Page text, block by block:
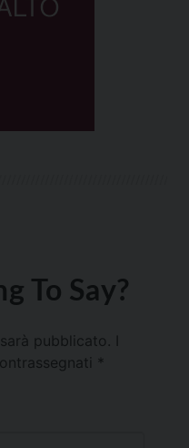
To Say?
pubblicato.
*